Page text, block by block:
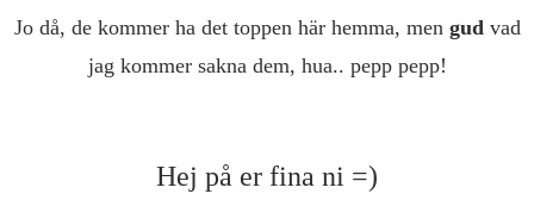
Jo då, de kommer ha det toppen här hemma, men gudvad
jag kommer sakna dem, hua.. pepp pepp!
Hej på er fina ni =)